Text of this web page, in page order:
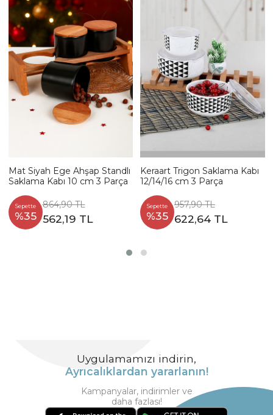
Mat Siyah Ege Ahşap Standlı
Saklama Kabı 10 cm 3 Parça
Sepette
%35
864,90 TL
562,19 TL
Keraart Trigon Saklama Kabı
12/14/16 cm 3 Parça
Sepette
%35
957,90 TL
622,64 TL
Uygulamamızı indirin,
Ayrıcalıklardan yararlanın!
Kampanyalar, indirimler ve
daha fazlası!